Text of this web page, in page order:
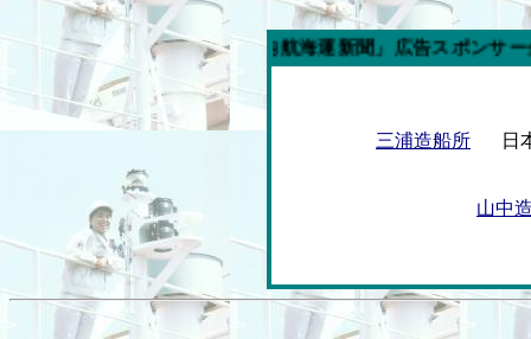
今週の「内航海運新聞」広告スポンサー企業
三浦造船所 日
山中